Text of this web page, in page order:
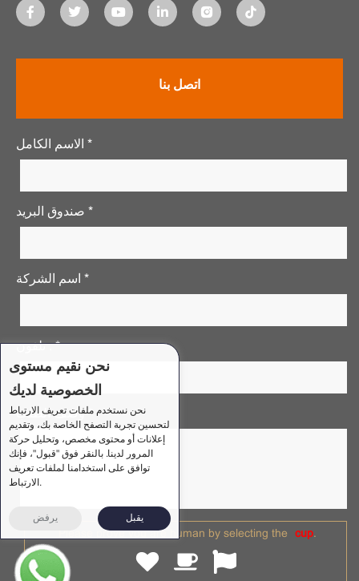
نحن نقيم مستوى
الخصوصية لديك
نحن نستخدم ملفات تعريف الارتباط
لتحسين تجربة التصفح الخاصة بك، وتقديم
إعلانات أو محتوى مخصص، وتحليل حركة
المرور لدينا. بالنقر فوق "قبول"، فإنك
توافق على استخدامنا لملفات تعريف
الارتباط.
يرفض يقبل
اتصل بنا
الاسم الكامل *
صندوق البريد *
اسم الشركة *
تلفون . *
وصف الطلب *
Please prove you are human by selecting the cup.